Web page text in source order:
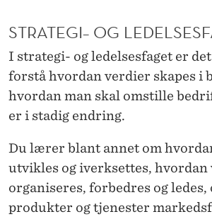
STRATEGI– OG
I strategi- og ledelsesfaget er
forstå hvordan verdier skapes i
hvordan man skal omstille
er i stadig endring.
Du lærer blant annet om
utvikles og iverksettes,
organiseres, forbedres og ledes,
produkter og tjenester